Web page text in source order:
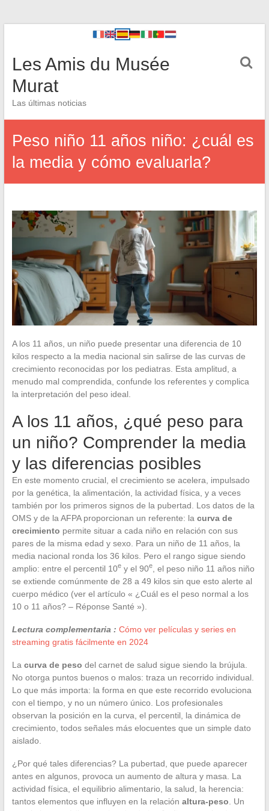
Les Amis du Musée
Murat
Las últimas noticias
Peso niño 11 años niño: ¿cuál es
la media y cómo evaluarla?
A los 11 años, un niño puede presentar una diferencia de 10
kilos respecto a la media nacional sin salirse de las curvas de
crecimiento reconocidas por los pediatras. Esta amplitud, a
menudo mal comprendida, confunde los referentes y complica
la interpretación del peso ideal.
A los 11 años, ¿qué peso para
un niño? Comprender la media
y las diferencias posibles
En este momento crucial, el crecimiento se acelera, impulsado
por la genética, la alimentación, la actividad física, y a veces
también por los primeros signos de la pubertad. Los datos de la
OMS y de la AFPA proporcionan un referente: la curva de
crecimiento permite situar a cada niño en relación con sus
pares de la misma edad y sexo. Para un niño de 11 años, la
media nacional ronda los 36 kilos. Pero el rango sigue siendo
amplio: entre el percentil 10ey el 90e, el peso niño 11 años niño
se extiende comúnmente de 28 a 49 kilos sin que esto alerte al
cuerpo médico (ver el artículo « ¿Cuál es el peso normal a los
10 o 11 años? – Réponse Santé »).
Lectura complementaria : Cómo ver películas y series en
streaming gratis fácilmente en 2024
La curva de peso del carnet de salud sigue siendo la brújula.
No otorga puntos buenos o malos: traza un recorrido individual.
Lo que más importa: la forma en que este recorrido evoluciona
con el tiempo, y no un número único. Los profesionales
observan la posición en la curva, el percentil, la dinámica de
crecimiento, todos señales más elocuentes que un simple dato
aislado.
¿Por qué tales diferencias? La pubertad, que puede aparecer
antes en algunos, provoca un aumento de altura y masa. La
actividad física, el equilibrio alimentario, la salud, la herencia:
tantos elementos que influyen en la relación altura-peso . Un